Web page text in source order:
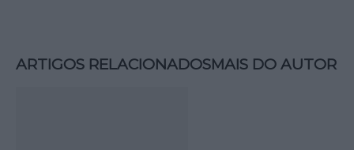
ARTIGOS RELACIONADOSMAIS DO AUTOR